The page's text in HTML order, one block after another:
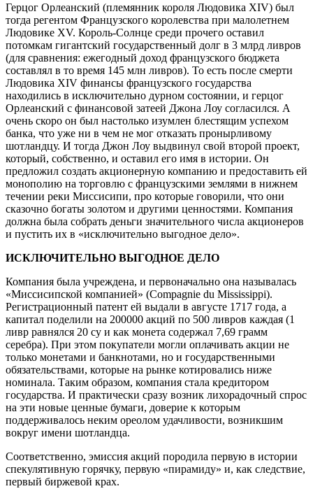
Герцог Орлеанский (племянник короля Людовика XIV) был
тогда регентом Французского королевства при малолетнем
Людовике XV. Король-Солнце среди прочего оставил
потомкам гигантский государственный долг в 3 млрд ливров
(для сравнения: ежегодный доход французского бюджета
составлял в то время 145 млн ливров). То есть после смерти
Людовика XIV финансы французского государства
находились в исключительно дурном состоянии, и герцог
Орлеанский с финансовой затеей Джона Лоу согласился. А
очень скоро он был настолько изумлен блестящим успехом
банка, что уже ни в чем не мог отказать пронырливому
шотландцу. И тогда Джон Лоу выдвинул свой второй проект,
который, собственно, и оставил его имя в истории. Он
предложил создать акционерную компанию и предоставить ей
монополию на торговлю с французскими землями в нижнем
течении реки Миссисипи, про которые говорили, что они
сказочно богаты золотом и другими ценностями. Компания
должна была собрать деньги значительного числа акционеров
и пустить их в «исключительно выгодное дело».
ИСКЛЮЧИТЕЛЬНО ВЫГОДНОЕ ДЕЛО
Компания была учреждена, и первоначально она называлась
«Миссисипской компанией» (Compagnie du Mississippi).
Регистрационный патент ей выдали в августе 1717 года, а
капитал поделили на 200000 акций по 500 ливров каждая (1
ливр равнялся 20 су и как монета содержал 7,69 грамм
серебра). При этом покупатели могли оплачивать акции не
только монетами и банкнотами, но и государственными
обязательствами, которые на рынке котировались ниже
номинала. Таким образом, компания стала кредитором
государства. И практически сразу возник лихорадочный спрос
на эти новые ценные бумаги, доверие к которым
поддерживалось неким ореолом удачливости, возникшим
вокруг имени шотландца.
Соответственно, эмиссия акций породила первую в истории
спекулятивную горячку, первую «пирамиду» и, как следствие,
первый биржевой крах.